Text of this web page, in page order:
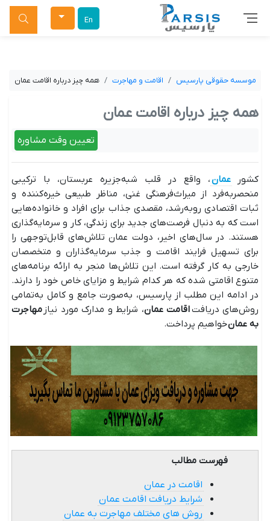
En جستجو
موسسه حقوقی پارسیس اقامت و مهاجرت همه چیز درباره اقامت عمان
همه چیز درباره اقامت عمان
تعیین وقت مشاوره
کشور عمان، واقع در قلب شبه‌جزیره عربستان، با ترکیبی
منحصربه‌فرد از میراث‌فرهنگی غنی، مناظر طبیعی خیره‌کننده و
ثبات اقتصادی روبه‌رشد، مقصدی جذاب برای افراد و خانواده‌هایی
است که به دنبال فرصت‌های جدید برای زندگی، کار و سرمایه‌گذاری
هستند. در سال‌های اخیر، دولت عمان تلاش‌های قابل‌توجهی را
برای تسهیل فرایند اقامت و جذب سرمایه‌گذاران و متخصصان
خارجی به کار گرفته است. این تلاش‌ها منجر به ارائه برنامه‌های
متنوع اقامتی شده که هر کدام شرایط و مزایای خاص خود را دارند.
در ادامه این مطلب از پارسیس، به‌صورت جامع و کامل به‌تمامی
روش‌های دریافتاقامت عمان، شرایط و مدارک مورد نیاز مهاجرت
به عمانخواهیم پرداخت.
فهرست مطالب
اقامت در عمان
شرایط دریافت اقامت عمان
روش های مختلف مهاجرت به عمان